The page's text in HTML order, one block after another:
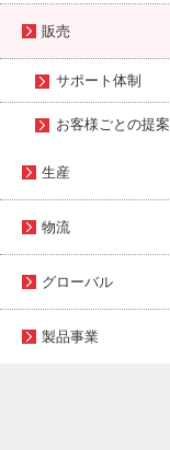
販売
サポート体制
お客様ごとの提案
生産
物流
グローバル
製品事業